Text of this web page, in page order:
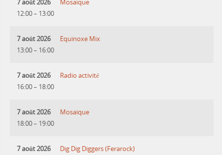
7 août 2026
12:00– 13:00
Mosaique
7 août 2026
13:00– 16:00
Equinoxe Mix
7 août 2026
16:00– 18:00
Radio activité
7 août 2026
18:00– 19:00
Mosaique
7 août 2026
Dig Dig Diggers (Ferarock)